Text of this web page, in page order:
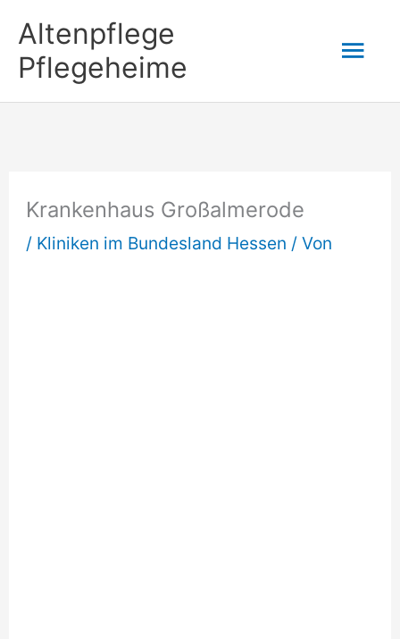
Inhalt
springen
Altenpflege
Pflegeheime
Krankenhaus Großalmerode
/ Kliniken im Bundesland Hessen / Von